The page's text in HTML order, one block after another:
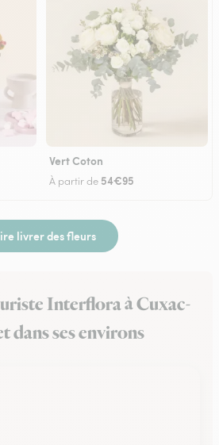
Vert Coton
À partir de 54€95
livrer des fleurs
Interflora à Cuxac-
dans ses environs